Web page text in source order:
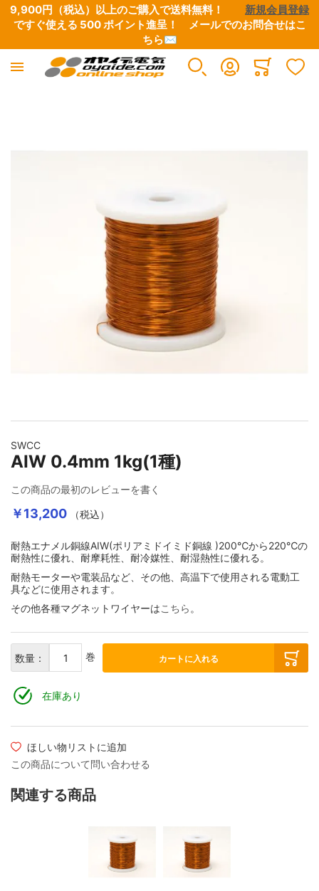
9,900円（税込）以上のご購入で送料無料！ 新規会員登録
ですぐ使える 500 ポイント進呈！ メールでのお問合せはこ
ちら✉
イメージギャラリーの最初に移動する
SWCC
AIW 0.4mm 1kg(1種)
この商品の最初のレビューを書く
￥13,200 （税込）
耐熱エナメル銅線AIW(ポリアミドイミド銅線 )200℃から220℃の
耐熱性に優れ、耐摩耗性、耐冷媒性、耐湿熱性に優れる。
耐熱モーターや電装品など、その他、高温下で使用される電動工
具などに使用されます。
その他各種マグネットワイヤーはこちら 。
数量： 巻 カートに入れる
在庫あり
ほしい物リストに追加
この商品について問い合わせる
関連する商品